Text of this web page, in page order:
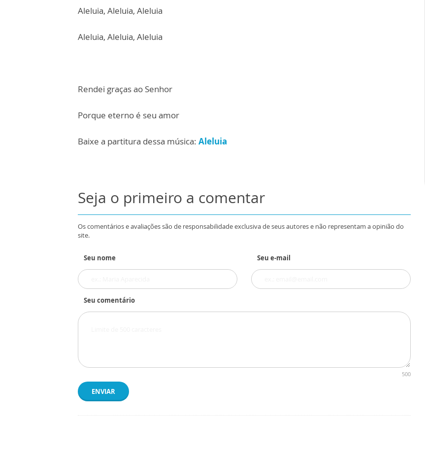
Aleluia, Aleluia, Aleluia
Aleluia, Aleluia, Aleluia
Rendei graças ao Senhor
Porque eterno é seu amor
Baixe a partitura dessa música: Aleluia
Seja o primeiro a comentar
Os comentários e avaliações são de responsabilidade exclusiva de seus autores e não representam a opinião do
site.
Seu nome Seu e-mail
Seu comentário
500
ENVIAR